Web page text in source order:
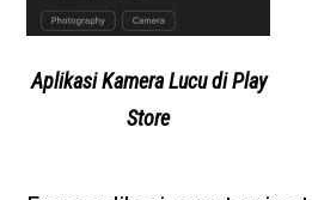
Aplikasi Kamera Lucu di Play
Store